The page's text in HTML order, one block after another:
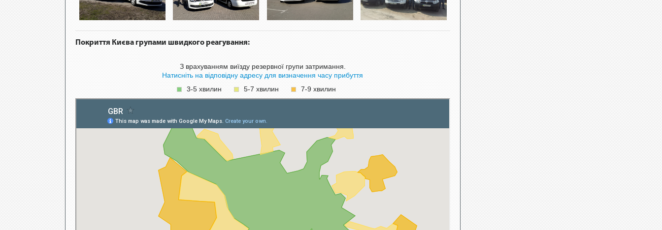
Покриття Києва групами швидкого реагування:
З врахуванням виїзду резервної групи затримання.
Натисніть на відповідну адресу для визначення часу прибуття
3-5 хвилин
5-7 хвилин 7-9 хвилин